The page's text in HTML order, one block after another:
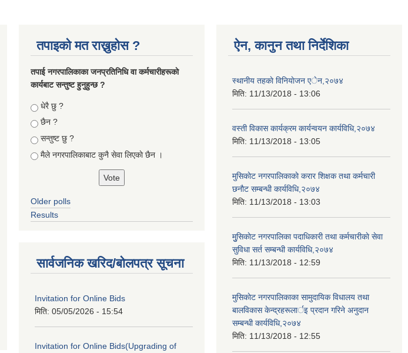
तपाइको मत राख्नुहोस ?
तपा‌ई नगरपालिकाका जनप्रतिनिधि वा कर्मचारीहरूकाे
कार्यबाट सन्तुष्ट हुनुहुन्छ ?
Choices
धेरै छु ?
छैन ?
सन्तुष्ट छु ?
मैले नगरपालिकाबाट कुनै सेवा लिएकाे छैन ।
Older polls
Results
सार्वजनिक खरिद/बोलपत्र सूचना
Invitation for Online Bids
मिति: 05/05/2026 - 15:54
Invitation for Online Bids(Upgrading of
ऐन, कानुन तथा निर्देशिका
स्थानीय तहकाे विनियाेजन एेन,२०७४
मिति: 11/13/2018 - 13:06
वस्ती विकास कार्यक्रम कार्यन्वयन कार्यविधि,२०७४
मिति: 11/13/2018 - 13:05
मुसिकाेट नगरपालिकाकाे करार शिक्षक तथा कर्मचारी
छनाैट सम्बन्धी कार्यविधि,२०७४
मिति: 11/13/2018 - 13:03
मुुसिकाेट नगरपालिका पदाधिकारी तथा कर्मचारीकाे सेवा
सुविधा सर्त सम्बन्धी कार्यविधि,२०७४
मिति: 11/13/2018 - 12:59
मुसिकाेट नगरपालिकाका सामुदायिक विधालय तथा
बालविकास केन्द्रहरूलार्इ प्रदान गरिने अनुदान
सम्बन्धी कार्यविधि,२०७४
मिति: 11/13/2018 - 12:55